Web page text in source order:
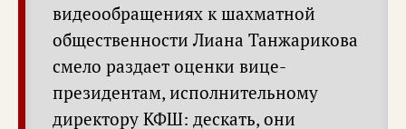
видеообращениях к шахматной
общественности Лиана Танжарикова
смело раздает оценки вице-
президентам, исполнительному
директору КФШ: дескать, они